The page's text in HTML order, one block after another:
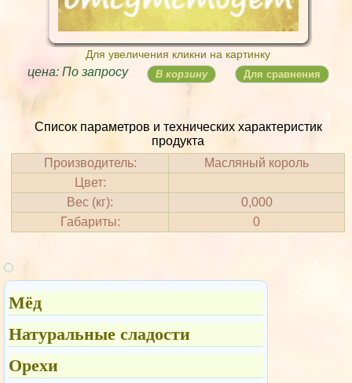
Для увеличения кликни на картинку
цена: По запросу В корзину Для сравнения
Список параметров и технических характеристик
продукта
Производитель:
Масляный король
Цвет:
Вес (кг):
0,000
Габариты:
0
Мёд
Натуральные сладости
Орехи